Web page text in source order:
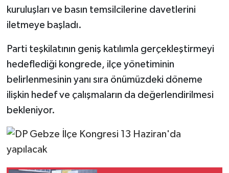
kuruluşları ve basın temsilcilerine davetlerini
iletmeye başladı.
Parti teşkilatının geniş katılımla gerçekleştirmeyi
hedeflediği kongrede, ilçe yönetiminin
belirlenmesinin yanı sıra önümüzdeki döneme
ilişkin hedef ve çalışmaların da değerlendirilmesi
bekleniyor.